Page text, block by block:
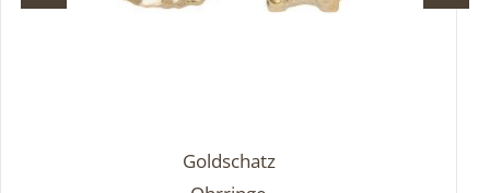
Goldschatz